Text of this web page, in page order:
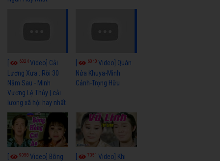
6324Video] Cải
Lương Xưa : Rồi 30
Năm Sau - Minh
Vương Lệ Thủy | cải
lương xã hội hay nhất
6040Video] Quán
Nửa Khuya-Minh
Cảnh-Trọng Hữu
9058 Video] Bông
7351Video] Khi